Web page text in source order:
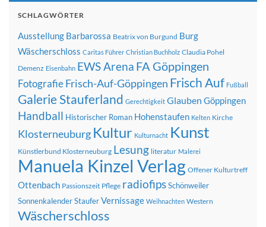
SCHLAGWÖRTER
Ausstellung Barbarossa Beatrix von Burgund Burg
Wäscherschloss Caritas Führer Christian Buchholz Claudia Pohel
Demenz Eisenbahn EWS Arena FA Göppingen
FotografieFrisch-Auf-Göppingen Frisch Auf Fußball
Galerie Stauferland Gerechtigkeit Glauben Göppingen
Handball Historischer Roman Hohenstaufen Kelten Kirche
Klosterneuburg Kultur Kulturnacht Kunst
Künstlerbund Klosterneuburg Lesung literatur Malerei
Manuela Kinzel Verlag Offener Kulturtreff
Ottenbach Passionszeit Pflege radiofipsSchönweiler
SonnenkalenderStauferVernissage Weihnachten Western
Wäscherschloss